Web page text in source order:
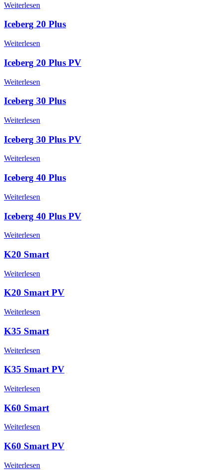
Weiterlesen
Iceberg 20 Plus
Weiterlesen
Iceberg 20 Plus PV
Weiterlesen
Iceberg 30 Plus
Weiterlesen
Iceberg 30 Plus PV
Weiterlesen
Iceberg 40 Plus
Weiterlesen
Iceberg 40 Plus PV
Weiterlesen
K20 Smart
Weiterlesen
K20 Smart PV
Weiterlesen
K35 Smart
Weiterlesen
K35 Smart PV
Weiterlesen
K60 Smart
Weiterlesen
K60 Smart PV
Weiterlesen